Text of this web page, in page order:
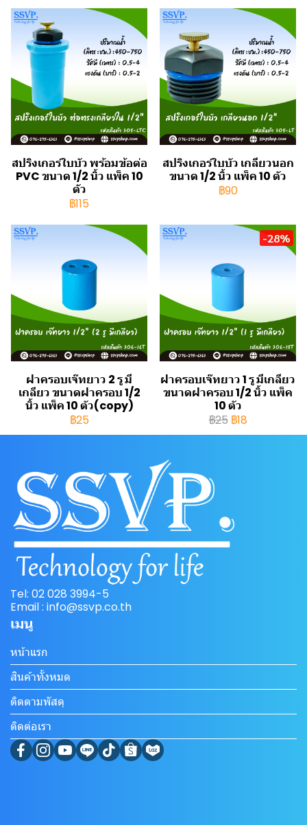
สปริงเกอร์ใบบัว พร้อมข้อต่อ
PVC ขนาด 1/2 นิ้ว แพ็ค 10
ตัว
฿115
สปริงเกอร์ใบบัว เกลียวนอก
ขนาด 1/2 นิ้ว แพ็ค 10 ตัว
฿90
ฝาครอบเจ๊ทยาว 2 รู มี
เกลียว ขนาดฝาครอบ 1/2
นิ้ว แพ็ค 10 ตัว(copy)
฿25
-28%
ฝาครอบเจ๊ทยาว 1 รู มีเกลียว
ขนาดฝาครอบ 1/2 นิ้ว แพ็ค
10 ตัว
฿25 ฿18
Tel: 02 028 3994-5
Email : info@ssvp.co.th
เมนู
หน้าแรก
สินค้าทั้งหมด
ติดตามพัสดุ
ติดต่อเรา